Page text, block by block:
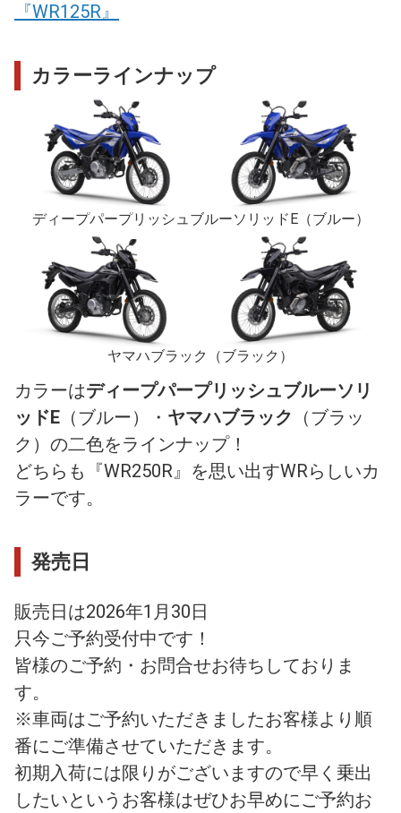
『WR125R』
カラーラインナップ
ディープパープリッシュブルーソリッドE（ブルー）
ヤマハブラック （ブラック）
カラーはディープパープリッシュブルーソリ
ッドE （ブルー）・ ヤマハブラック （ブラッ
ク）の二色をラインナップ！
どちらも『WR250R』を思い出すWRらしいカ
ラーです。
発売日
販売日は2026年1月30日
只今ご予約受付中です！
皆様のご予約・お問合せお待ちしておりま
す。
※車両はご予約いただきましたお客様より順
番にご準備させていただきます。
初期入荷には限りがございますので早く乗出
したいというお客様はぜひお早めにご予約お